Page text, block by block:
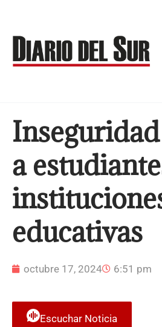
contenido
a
educativas
octubre 17, 2024 6:51 pm
Escuchar Noticia